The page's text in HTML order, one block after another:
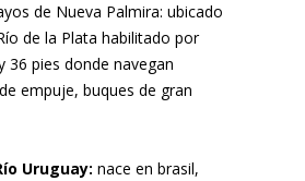
de Nueva Palmira: ubicado
de la Plata habilitado por
36 pies donde navegan
empuje, buques de gran
Uruguay: nace en brasil,